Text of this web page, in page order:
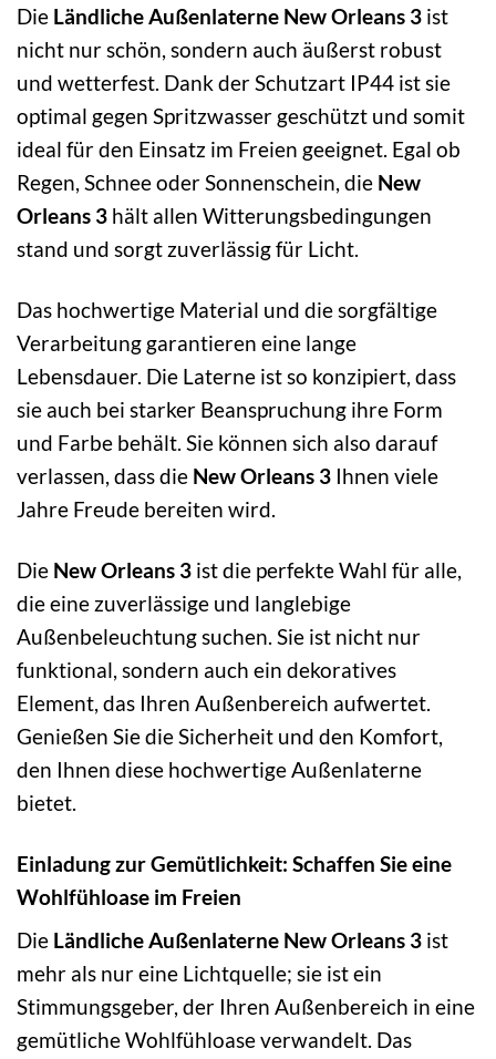
Die Ländliche Außenlaterne New Orleans 3 ist
nicht nur schön, sondern auch äußerst robust
und wetterfest. Dank der Schutzart IP44 ist sie
optimal gegen Spritzwasser geschützt und somit
ideal für den Einsatz im Freien geeignet. Egal ob
Regen, Schnee oder Sonnenschein, die New
Orleans 3 hält allen Witterungsbedingungen
stand und sorgt zuverlässig für Licht.
Das hochwertige Material und die sorgfältige
Verarbeitung garantieren eine lange
Lebensdauer. Die Laterne ist so konzipiert, dass
sie auch bei starker Beanspruchung ihre Form
und Farbe behält. Sie können sich also darauf
verlassen, dass die New Orleans 3 Ihnen viele
Jahre Freude bereiten wird.
Die New Orleans 3 ist die perfekte Wahl für alle,
die eine zuverlässige und langlebige
Außenbeleuchtung suchen. Sie ist nicht nur
funktional, sondern auch ein dekoratives
Element, das Ihren Außenbereich aufwertet.
Genießen Sie die Sicherheit und den Komfort,
den Ihnen diese hochwertige Außenlaterne
bietet.
Einladung zur Gemütlichkeit: Schaffen Sie eine
Wohlfühloase im Freien
Die Ländliche Außenlaterne New Orleans 3 ist
mehr als nur eine Lichtquelle; sie ist ein
Stimmungsgeber, der Ihren Außenbereich in eine
gemütliche Wohlfühloase verwandelt. Das